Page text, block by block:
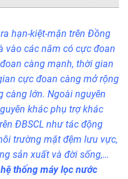
hạn-kiệt-mặn trên Đồng
vào các năm có cực đoan
càng mạnh, thời gian
cực đoan càng mở rộng
lớn. Ngoài nguyên
khác phụ trợ khác
ĐBSCL như tác động
trường mặt đệm lưu vực,
sản xuất và đời sống,…
hệ thống máy lọc nước